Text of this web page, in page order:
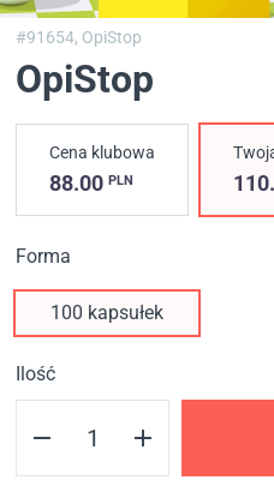
#91654, OpiStop
OpiStop
Cena klubowa
88.00 PLN
Forma
100 kapsułek
Ilość